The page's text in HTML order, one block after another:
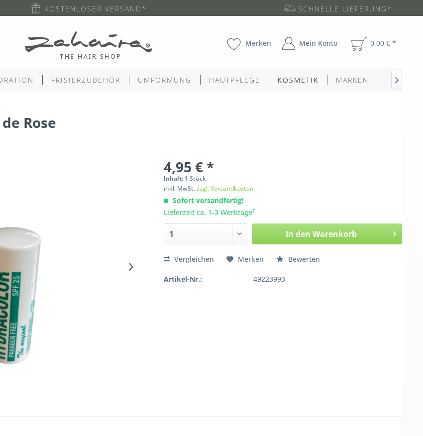
KOSTENLOSER VERSAND* SCHNELLE LIEFERUNG*
Merken Mein Konto 0,00 € *
FRISIERZUBEHÖR UMFORMUNG HAUTPFLEGE KOSMETIK MARKEN 
Rose
4,95 € *
Inhalt: 1 Stück
inkl. MwSt.zzgl. Versandkosten
Sofort versandfertig!
Lieferzeit ca. 1-3 Werktage†
In den Warenkorb
Vergleichen Merken Bewerten
Artikel-Nr.: 49223993